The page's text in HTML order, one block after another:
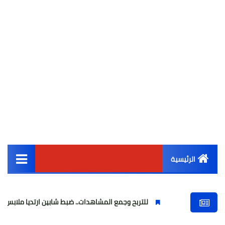
الرئيسية
أخبار مصر
للتربح وجمع المشاهدات.. ضبط شابين ارتديا ملابس نسائية وبثا